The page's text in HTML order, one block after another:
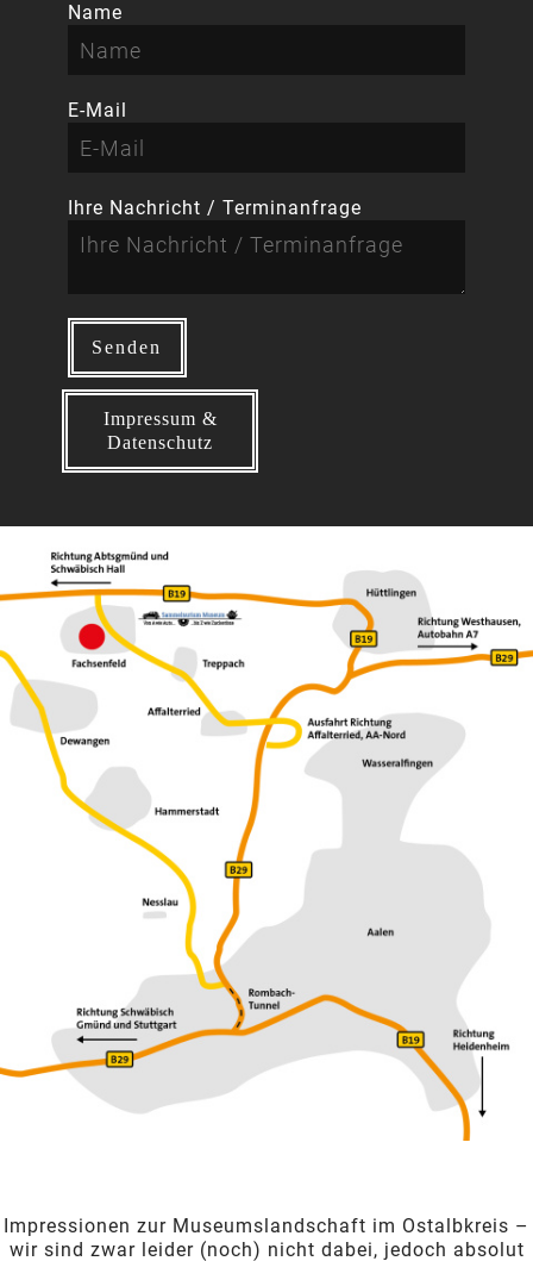
Name
E-Mail
Ihre Nachricht / Terminanfrage
Impressum &
Datenschutz
Impressionen zur Museumslandschaft im Ostalbkreis –
wir sind zwar leider (noch) nicht dabei, jedoch absolut